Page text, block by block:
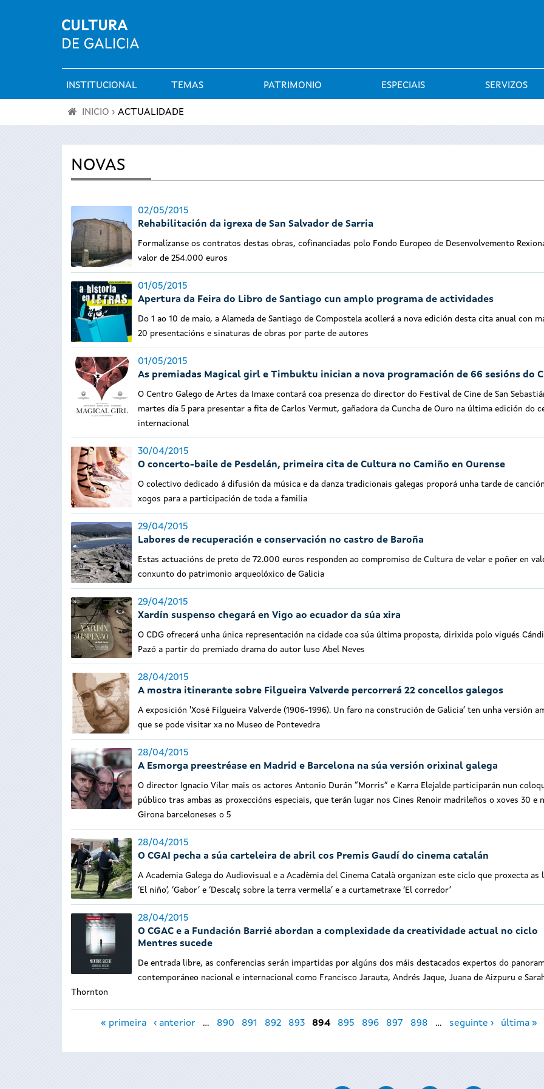
Menú
principal
INSTITUCIONAL TEMAS PATRIMONIO ESPECIAIS SERVIZOS
está
INICIO › ACTUALIDADE
NOVAS
02/05/2015
Rehabilitación da igrexa de San Salvador de Sarria
Formalízanse os contratos destas obras, cofinanciadas polo Fondo Europeo de Desenvolvemento
valor de 254.000 euros
01/05/2015
Apertura da Feira do Libro de Santiago cun amplo programa de actividades
Do 1 ao 10 de maio, a Alameda de Santiago de Compostela acollerá a nova edición desta cita anual con
20 presentacións e sinaturas de obras por parte de autores
01/05/2015
As premiadas Magical girl e Timbuktu inician a nova programación de 66 sesións do
O Centro Galego de Artes da Imaxe contará coa presenza do director do Festival de Cine de San
martes día 5 para presentar a fita de Carlos Vermut, gañadora da Cuncha de Ouro na última edición do
internacional
30/04/2015
O concerto-baile de Pesdelán, primeira cita de Cultura no Camiño en Ourense
O colectivo dedicado á difusión da música e da danza tradicionais galegas proporá unha tarde de
xogos para a participación de toda a familia
29/04/2015
Labores de recuperación e conservación no castro de Baroña
Estas actuacións de preto de 72.000 euros responden ao compromiso de Cultura de velar e poñer en
conxunto do patrimonio arqueolóxico de Galicia
29/04/2015
Xardín suspenso chegará en Vigo ao ecuador da súa xira
O CDG ofrecerá unha única representación na cidade coa súa última proposta, dirixida polo vigués
Pazó a partir do premiado drama do autor luso Abel Neves
28/04/2015
A mostra itinerante sobre Filgueira Valverde percorrerá 22 concellos galegos
A exposición 'Xosé Filgueira Valverde (1906-1996). Un faro na construción de Galicia’ ten unha versión
que se pode visitar xa no Museo de Pontevedra
28/04/2015
A Esmorga preestréase en Madrid e Barcelona na súa versión orixinal galega
O director Ignacio Vilar mais os actores Antonio Durán “Morris” e Karra Elejalde participarán nun
público tras ambas as proxeccións especiais, que terán lugar nos Cines Renoir madrileños o xoves 30 e
Girona barceloneses o 5
28/04/2015
O CGAI pecha a súa carteleira de abril cos Premis Gaudí do cinema catalán
A Academia Galega do Audiovisual e a Acadèmia del Cinema Català organizan este ciclo que proxecta as
‘El niño’, ‘Gabor’ e ‘Descalç sobre la terra vermella’ e a curtametraxe ‘El corredor’
28/04/2015
O CGAC e a Fundación Barrié abordan a complexidade da creatividade actual no ciclo
Mentres sucede
De entrada libre, as conferencias serán impartidas por algúns dos máis destacados expertos do
contemporáneo nacional e internacional como Francisco Jarauta, Andrés Jaque, Juana de Aizpuru e
Thornton
Páxinas
« primeira ‹ anterior … 890 891 892 893 894 895 896 897 898 … seguinte › última »